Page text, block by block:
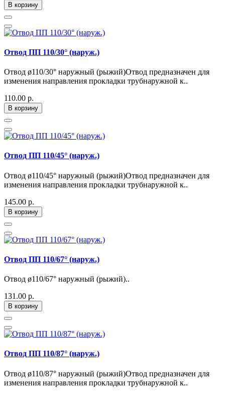
В корзину
Отвод ПП 110/30° (наруж.)
Отвод ø110/30° наружный (рыжий)Отвод предназначен для
изменения направления прокладки трубнаружной к..
110.00 р.
В корзину
Отвод ПП 110/45° (наруж.)
Отвод ø110/45° наружный (рыжий)Отвод предназначен для
изменения направления прокладки трубнаружной к..
145.00 р.
В корзину
Отвод ПП 110/67° (наруж.)
Отвод ø110/67° наружный (рыжий)..
131.00 р.
В корзину
Отвод ПП 110/87° (наруж.)
Отвод ø110/87° наружный (рыжий)Отвод предназначен для
изменения направления прокладки трубнаружной к..